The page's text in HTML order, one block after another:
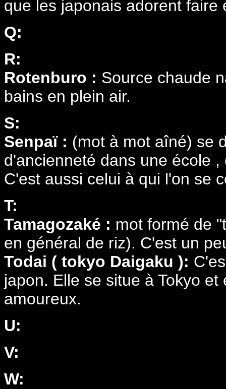
que les japonais adorent faire
Q:
R:
Rotenburo : Source chaude
bains en plein air.
S:
Senpaï : (mot à mot aîné) se
d'ancienneté dans une école
C'est aussi celui à qui l'on se
T:
Tamagozaké : mot formé de
en général de riz). C'est un
Todai ( tokyo Daigaku ):
japon. Elle se situe à Tokyo
amoureux.
U:
V:
W: